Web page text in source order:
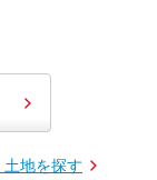
地を探す